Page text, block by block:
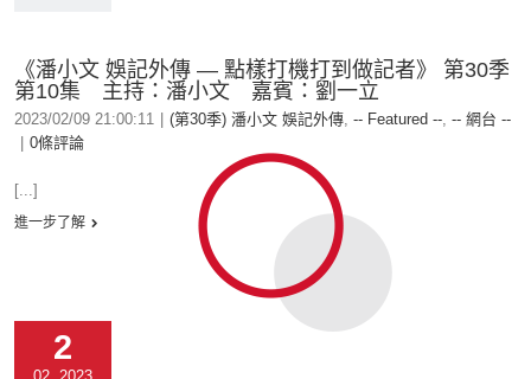
《潘小文 娛記外傳 — 點樣打機打到做記者》 第30季
第10集 主持：潘小文 嘉賓：劉一立
2023/02/09 21:00:11 (第30季) 潘小文 娛記外傳, -- Featured --, -- 網台 --
0條評論
[...]
進一步了解
2